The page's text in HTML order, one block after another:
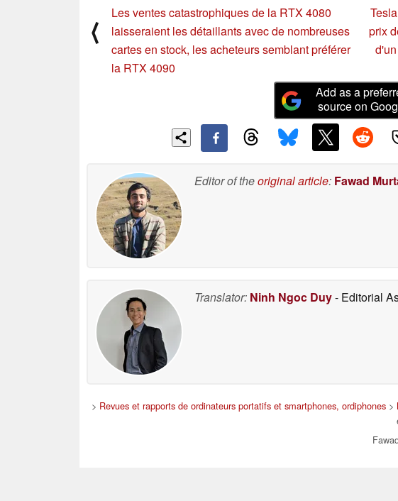
⟨
Les ventes catastrophiques de la RTX 4080
laisseraient les détaillants avec de nombreuses
cartes en stock, les acheteurs semblant préférer
la RTX 4090
prix
Add as a
source on
Editor of theoriginal article: Fawad
Translator: Ninh Ngoc Duy- Editorial
> Revues et rapports de ordinateurs portatifs et smartphones, ordiphones >